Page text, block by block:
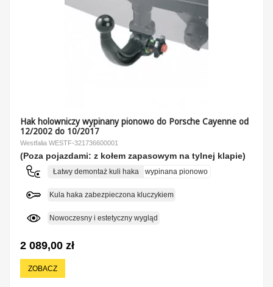
Hak holowniczy wypinany pionowo do Porsche Cayenne od
12/2002 do 10/2017
Westfalia WESTF-321736600001
(Poza pojazdami: z kołem zapasowym na tylnej klapie)
Łatwy demontaż kuli haka wypinana pionowo
Kula haka zabezpieczona kluczykiem
Nowoczesny i estetyczny wygląd
2 089,00 zł
ZOBACZ